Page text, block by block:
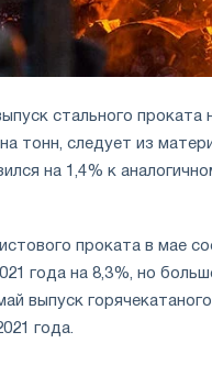
стального
тонн, следует из
на 1,4% к
проката в мае
года на 8,3%, но
выпуск
года.